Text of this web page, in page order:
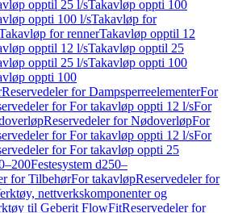
opptil 25 l/sTakavløp oppti 100
oppti 100 l/sTakavløp for
for rennerTakavløp opptil 12
opptil 12 l/sTakavløp opptil 25
opptil 25 l/sTakavløp oppti 100
oppti 100
Reservedeler for DampsperreelementerFor
for For takavløp oppti 12 l/sFor
Reservedeler for NødoverløpFor
for For takavløp oppti 12 l/sFor
for For takavløp oppti 25
Festesystem d250–
for TilbehørFor takavløpReservedeler for
nettverkskomponenter og
til Geberit FlowFitReservedeler for